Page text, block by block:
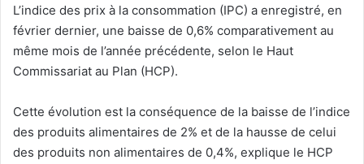
L’indice des prix à la consommation (IPC) a enregistré, en
février dernier, une baisse de 0,6% comparativement au
même mois de l’année précédente, selon le Haut
Commissariat au Plan (HCP).
Cette évolution est la conséquence de la baisse de l’indice
des produits alimentaires de 2% et de la hausse de celui
des produits non alimentaires de 0,4%, explique le HCP